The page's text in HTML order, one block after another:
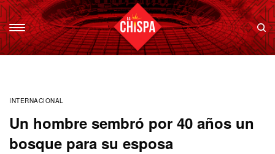
INTERNACIONAL
Un hombre sembró por 40 años un
bosque para su esposa